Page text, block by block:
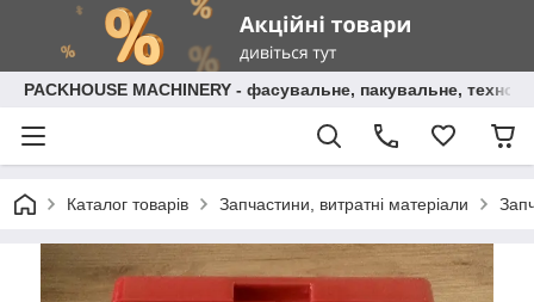
PACKHOUSE MACHINERY - фасувальне, пакувальне,
Каталог товарів Запчастини, витратні матеріали